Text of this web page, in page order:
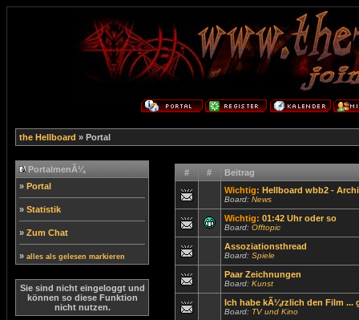
the Hellboard » Portal
PortalmenÃ¼
» Portal
» Statistik
» Zum Chat
» alles als gelesen markieren
Sie sind nicht eingeloggt und
können so diese Funktion
nicht nutzen.
# #
Beitrag
Wichtig: Hellboard wbb2 -
Board: News
Wichtig: 01:42 Uhr oder so
Board: Offtopic
Assoziationsthread
Board: Spiele
Paar Zeichnungen
Board: Kunst
Ich habe kÃ¼rzlich den Film ...
Board: TV und Kino